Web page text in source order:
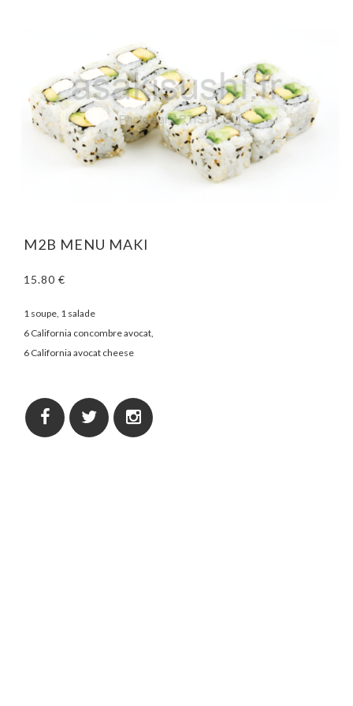
M2B MENU MAKI
15.80 €
1 soupe, 1 salade
6 California concombre avocat,
6 California avocat cheese